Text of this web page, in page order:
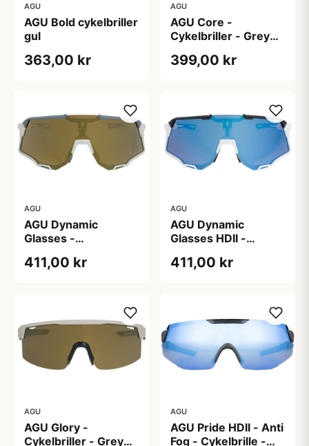
AGU
AGU Bold cykelbriller
gul
363,00 kr
AGU
AGU Core -
Cykelbriller - Grey
399,00 kr
AGU
AGU Dynamic
Glasses -
Grå/Bronze
411,00 kr
AGU
AGU Dynamic
Glasses HDII -
Sort/Blå
411,00 kr
AGU
AGU Glory -
Cykelbriller - Grey
AGU
AGU Pride HDII - Anti
Fog - Cykelbrille -